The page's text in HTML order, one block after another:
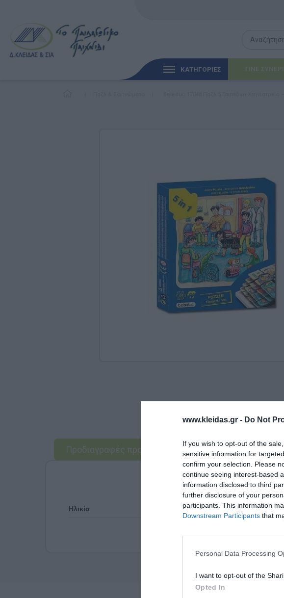
www.kleidas.gr - Do Not
If you wish to opt-out of the
sensitive information for
confirm your selection. Please
continue seeing interest-based
information disclosed to third
further disclosure of your
participants. This information
Downstream Participants that
Personal Data Processing
I want to opt-out of the
Opted In
ΚΑΤΗΓΟΡΙΕΣ
Ανακαλύπτοντας τα Μαθηματικά
Φυσικές Επιστήμες
Ανακαλύπτοντας το Χρόνο
ΠΑΖΛ & ΣΦΗΝΏΜΑΤΑ
ΕΠΙΤΡΑΠΈΖΙΑ
ΚΑΤΑΣΚΕΥΈΣ-STEM
ΓΙΝΕ
Προδιαγραφές προϊόντων Επικοινωνία
Ηλικία